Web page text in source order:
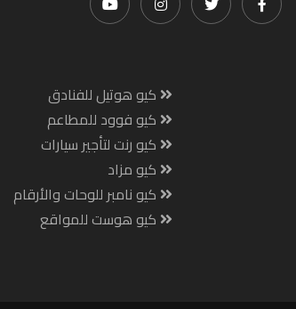
كيو هوتيل للفنادق
كيو فوود للمطاعم
كيو رنت لتأجير سيارات
كيو مزاد
كيو نامبر للوحات والأرقام
كيو هوست للمواقع